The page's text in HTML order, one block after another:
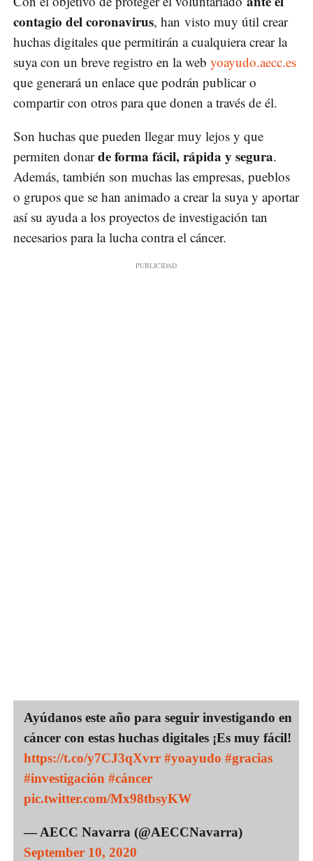
contagio del coronavirus, han visto muy útil crear
huchas digitales que permitirán a cualquiera crear la
suya con un breve registro en la web yoayudo.aecc.es
que generará un enlace que podrán publicar o
compartir con otros para que donen a través de él.
Son huchas que pueden llegar muy lejos y que
permiten donarde forma fácil, rápida y segura.
Además, también son muchas las empresas, pueblos
o grupos que se han animado a crear la suya y aportar
así su ayuda a los proyectos de investigación tan
necesarios para la lucha contra el cáncer.
Ayúdanos este año para seguir investigando en
cáncer con estas huchas digitales ¡Es muy fácil!
https://t.co/y7CJ3qXvrr #yoayudo #gracias
#investigación #cáncer
pic.twitter.com/Mx98tbsyKW
— AECC Navarra (@AECCNavarra)
September 10, 2020